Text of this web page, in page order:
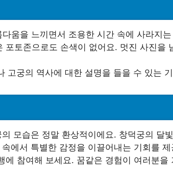
움을 느끼면서 조용한 시간 속에 사라지
포토존으로도 손색이 없어요. 멋진 사진을
고궁의 역사에 대한 설명을 들을 수 있는
모습은 정말 환상적이에요. 창덕궁의 달
에서 특별한 감정을 이끌어내는 기회를
에 참여해 보세요. 꿈같은 경험이 여러분을